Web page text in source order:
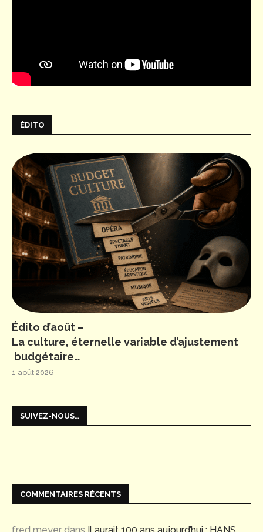
ÉDITO
Édito d’août –
La culture, éternelle variable d’ajustement
budgétaire…
1 août 2026
SUIVEZ-NOUS…
COMMENTAIRES RÉCENTS
fred meyer dans Il aurait 100 ans aujourd’hui : HANS